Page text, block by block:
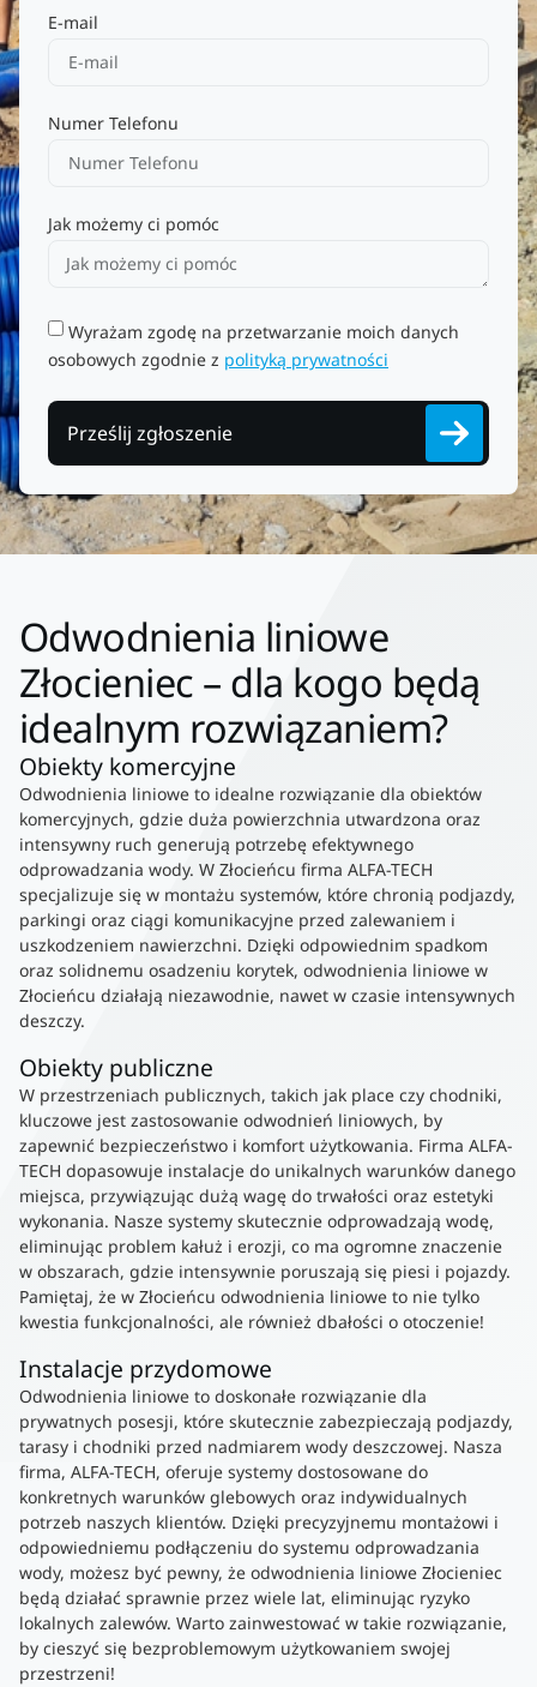
E-mail
Numer Telefonu
Jak możemy ci pomóc
Wyrażam zgodę na przetwarzanie moich danych
osobowych zgodnie z polityką prywatności
Prześlij zgłoszenie
Odwodnienia liniowe
Złocieniec – dla kogo będą
idealnym rozwiązaniem?
Obiekty komercyjne
Odwodnienia liniowe to idealne rozwiązanie dla obiektów
komercyjnych, gdzie duża powierzchnia utwardzona oraz
intensywny ruch generują potrzebę efektywnego
odprowadzania wody. W Złocieńcu firma ALFA-TECH
specjalizuje się w montażu systemów, które chronią podjazdy,
parkingi oraz ciągi komunikacyjne przed zalewaniem i
uszkodzeniem nawierzchni. Dzięki odpowiednim spadkom
oraz solidnemu osadzeniu korytek, odwodnienia liniowe w
Złocieńcu działają niezawodnie, nawet w czasie intensywnych
deszczy.
Obiekty publiczne
W przestrzeniach publicznych, takich jak place czy chodniki,
kluczowe jest zastosowanie odwodnień liniowych, by
zapewnić bezpieczeństwo i komfort użytkowania. Firma ALFA-
TECH dopasowuje instalacje do unikalnych warunków danego
miejsca, przywiązując dużą wagę do trwałości oraz estetyki
wykonania. Nasze systemy skutecznie odprowadzają wodę,
eliminując problem kałuż i erozji, co ma ogromne znaczenie
w obszarach, gdzie intensywnie poruszają się piesi i pojazdy.
Pamiętaj, że w Złocieńcu odwodnienia liniowe to nie tylko
kwestia funkcjonalności, ale również dbałości o otoczenie!
Instalacje przydomowe
Odwodnienia liniowe to doskonałe rozwiązanie dla
prywatnych posesji, które skutecznie zabezpieczają podjazdy,
tarasy i chodniki przed nadmiarem wody deszczowej. Nasza
firma, ALFA-TECH, oferuje systemy dostosowane do
konkretnych warunków glebowych oraz indywidualnych
potrzeb naszych klientów. Dzięki precyzyjnemu montażowi i
odpowiedniemu podłączeniu do systemu odprowadzania
wody, możesz być pewny, że odwodnienia liniowe Złocieniec
będą działać sprawnie przez wiele lat, eliminując ryzyko
lokalnych zalewów. Warto zainwestować w takie rozwiązanie,
by cieszyć się bezproblemowym użytkowaniem swojej
przestrzeni!